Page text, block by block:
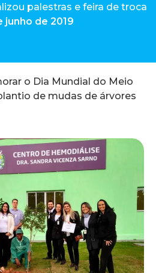
palestras e feira de troca
junho de 2019
o Dia Mundial do Meio
de mudas de árvores